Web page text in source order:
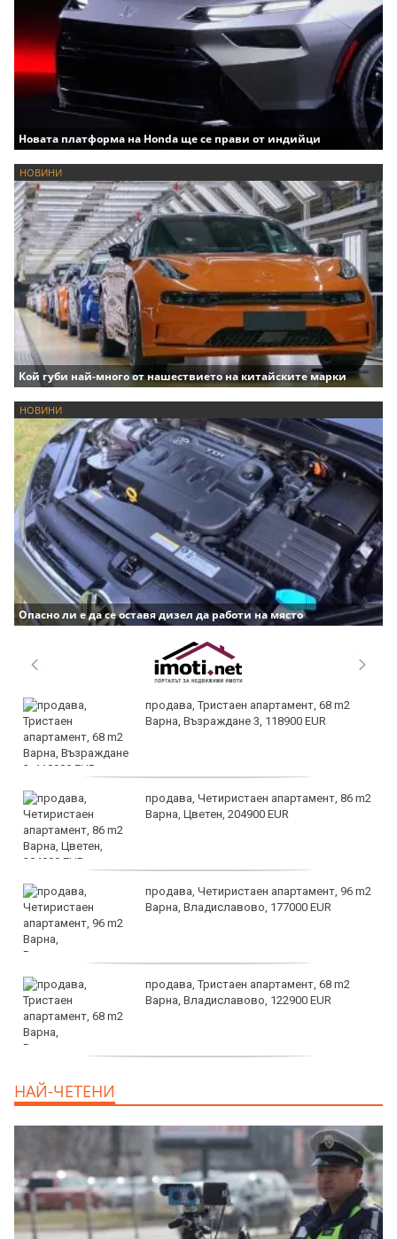
Новата платформа на Honda ще се прави от индийци
НОВИНИ
Кой губи най-много от нашествието на китайските марки
НОВИНИ
Опасно ли е да се оставя дизел да работи на място
продава, Тристаен апартамент, 68 m2
Варна, Възраждане 3, 118900 EUR
продава, Четиристаен апартамент, 86 m2
Варна, Цветен, 204900 EUR
продава, Четиристаен апартамент, 96 m2
Варна, Владиславово, 177000 EUR
продава, Тристаен апартамент, 68 m2
Варна, Владиславово, 122900 EUR
НАЙ-ЧЕТЕНИ